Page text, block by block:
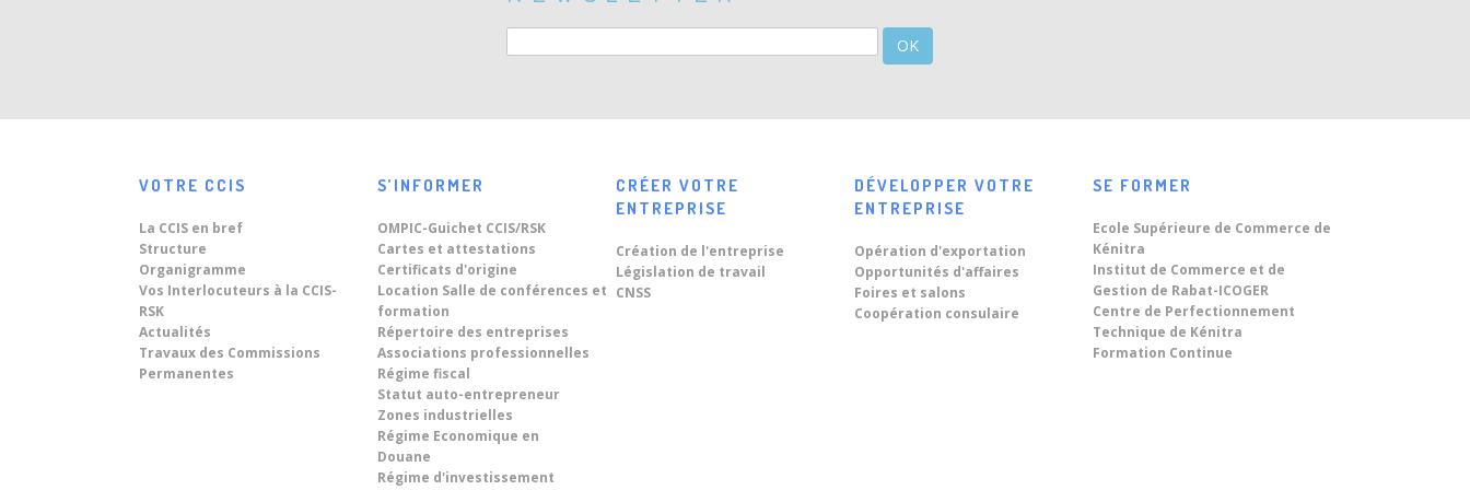
ressortissants, à partir du Mois
23 اجتماع المكتب
قرار فتح باب الترشيح لمنصب
مدير جهوي
Rencontres d’afffaires avec
une Délégation d'Hommes
d'affaires Brésiliens.
Dans le cadre du renforcement des
« World Technology Summit
on Digital Twins 2026 » sous le
OK
VOTRE CCIS
La CCIS en bref
Structure
Organigramme
Vos Interlocuteurs à la CCIS-
RSK
Actualités
Travaux des Commissions
Permanentes
S’INFORMER
OMPIC-Guichet CCIS/RSK
Cartes et attestations
Certificats d'origine
Location Salle de conférences et
formation
Répertoire des entreprises
Associations professionnelles
Régime fiscal
Statut auto-entrepreneur
Zones industrielles
Régime Economique en
Douane
Régime d'investissement
CRÉER VOTRE
ENTREPRISE
Création de l'entreprise
Législation de travail
CNSS
DÉVELOPPER VOTRE
ENTREPRISE
Opération d'exportation
Opportunités d'affaires
Foires et salons
Coopération consulaire
SE FORMER
Ecole Supérieure de Commerce de
Kénitra
Institut de Commerce et de
Gestion de Rabat-ICOGER
Centre de Perfectionnement
Technique de Kénitra
Formation Continue